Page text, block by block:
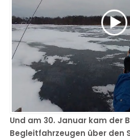
Und am 30. Januar kam der
Begleitfahrzeugen über den